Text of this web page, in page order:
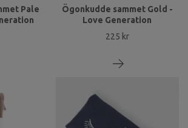
Pale
Ögonkudde sammet Gold -
Love Generation
225 kr